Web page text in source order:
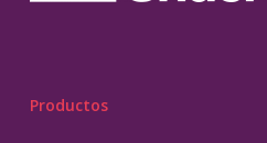
Productos